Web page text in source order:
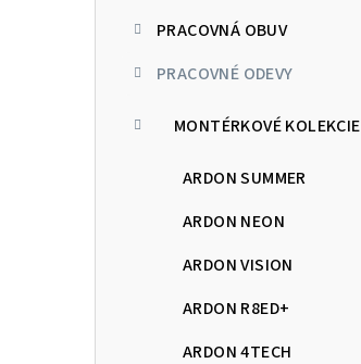
PRACOVNÁ OBUV
PRACOVNÉ ODEVY
MONTÉRKOVÉ KOLEKCIE
ARDON SUMMER
ARDON NEON
ARDON VISION
ARDON R8ED+
ARDON 4TECH